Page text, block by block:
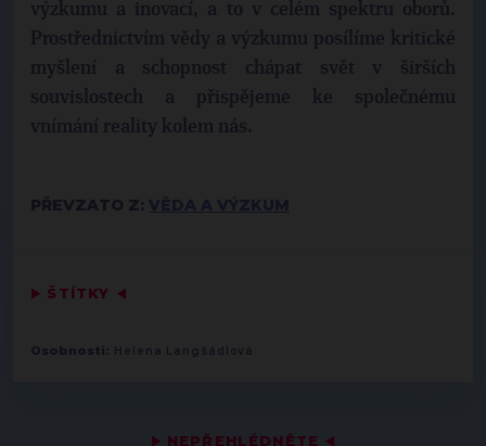
▶ NEPŘEHLÉDNĚTE ◀
výzkumu a inovací, a to v celém spektru oborů.
Prostřednictvím vědy a výzkumu posílíme kritické
myšlení a schopnost chápat svět v širších
souvislostech a přispějeme ke společnému
vnímání reality kolem nás.
PŘEVZATO Z:
▶ ŠTÍTKY ◀
Osobnosti: Helena Langšádlová